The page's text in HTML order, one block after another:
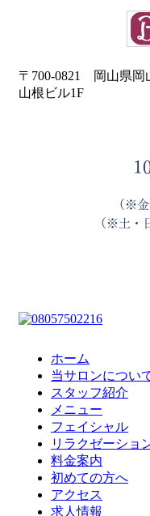
〒700-0821 岡山県岡
山根ビル1F
（※
（※土・
ホーム
当サロンについ
スタッフ紹介
メニュー
フェイシャル
リラクゼーショ
料金案内
初めての方へ
アクセス
求人情報